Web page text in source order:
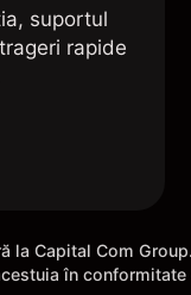
suportul
rapide
la Capital Com
în conformitate